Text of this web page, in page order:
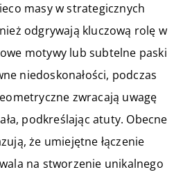
masy w strategicznych
odgrywają kluczową rolę w
motywy lub subtelne paski
niedoskonałości, podczas
zwracają uwagę
podkreślając atuty. Obecne
że umiejętne łączenie
na stworzenie unikalnego